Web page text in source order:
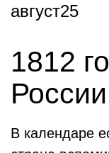
август25
1812
России
В календаре